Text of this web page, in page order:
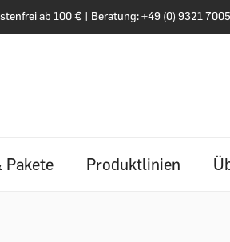
ab 100 € | Beratung: +49 (0) 9321
Pakete Produktlinien